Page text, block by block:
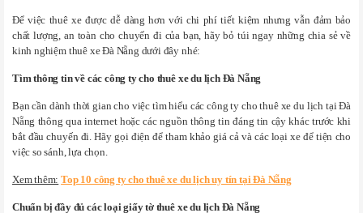
Để việc thuê xe được dễ dàng hơn với chi phí tiết kiệm nhưng vẫn đảm bảo
chất lượng, an toàn cho chuyến đi của bạn, hãy bỏ túi ngay những chia sẻ về
kinh nghiệm thuê xe Đà Nẵng dưới đây nhé:
Tìm thông tin về các công ty cho thuê xe du lịch Đà Nẵng
Bạn cần dành thời gian cho việc tìm hiểu các công ty cho thuê xe du lịch tại Đà
Nẵng thông qua internet hoặc các nguồn thông tin đáng tin cậy khác trước khi
bắt đầu chuyến đi. Hãy gọi điện để tham khảo giá cả và các loại xe để tiện cho
việc so sánh, lựa chọn.
Xem thêm: Top 10 công ty cho thuê xe du lịch uy tín tại Đà Nẵng
Chuẩn bị đầy đủ các loại giấy tờ thuê xe du lịch Đà Nẵng